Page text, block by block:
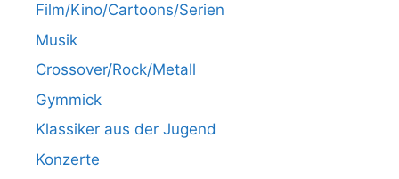
Film/Kino/Cartoons/Serien
Musik
Crossover/Rock/Metall
Gymmick
Klassiker aus der Jugend
Konzerte